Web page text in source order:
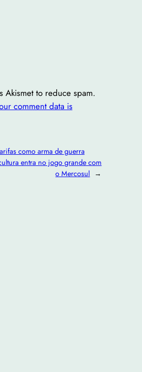
Akismet to reduce spam.
comment data is
como arma de guerra
entra no jogo grande com
o Mercosul →